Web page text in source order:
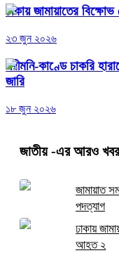
ঢাকায় জামায়াতের
২৩ জুন ২০২৬
পরীমনি-কাণ্ডে চাকরি
জারি
১৮ জুন ২০২৬
জাতীয়-এর আরও খবর
জামায়াত
পদত্যাগ
ঢাকায়
আহত ২